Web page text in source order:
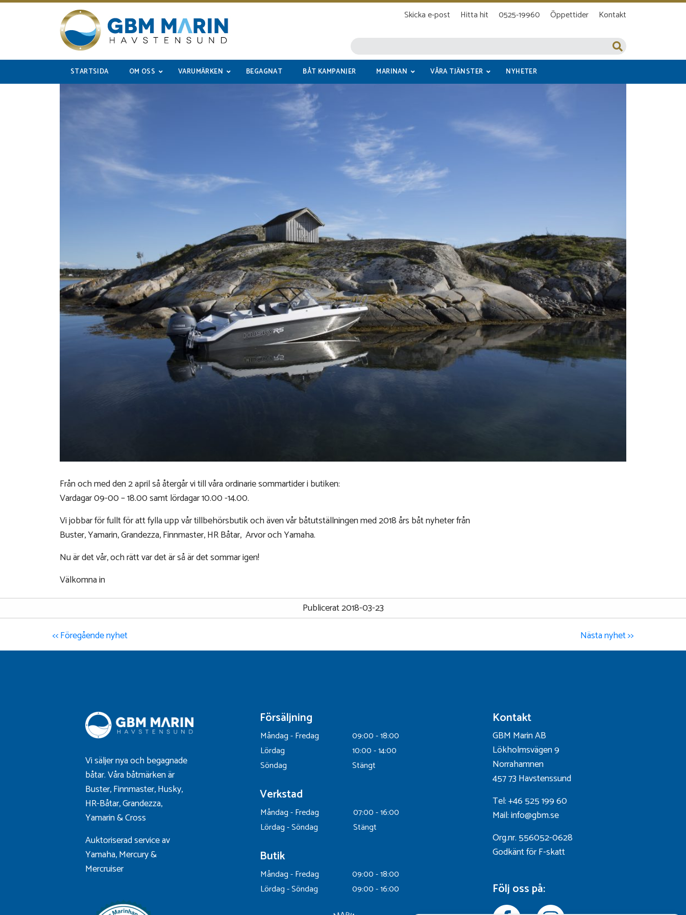
Skicka e-post Hitta hit 0525-19960 Öppettider Kontakt
STARTSIDA OM OSS VARUMÄRKEN BEGAGNAT BÅT KAMPANJER MARINAN VÅRA TJÄNSTER NYHETER
Från och med den 2 april så återgår vi till våra ordinarie sommartider i butiken:
Vardagar 09-00 – 18.00 samt lördagar 10.00 -14.00.
Vi jobbar för fullt för att fylla upp vår tillbehörsbutik och även vår båtutställningen med 2018 års båt nyheter från
Buster, Yamarin, Grandezza, Finnmaster, HR Båtar, Arvor och Yamaha.
Nu är det vår, och rätt var det är så är det sommar igen!
Välkomna in
Publicerat 2018-03-23
<< Föregående nyhet
Nästa nyhet >>
Vi säljer nya och begagnade
båtar. Våra båtmärken är
Buster,Finnmaster,Husky,
HR-Båtar,Grandezza,
Yamarin&Cross
Auktoriserad service av
Yamaha, Mercury &
Mercruiser
Försäljning
Måndag - Fredag
09:00 - 18:00
Lördag
10:00 - 14:00
Söndag
Stängt
Verkstad
Måndag - Fredag
07:00 - 16:00
Lördag - Söndag
Stängt
Butik
Måndag - Fredag
09:00 - 18:00
Lördag - Söndag
09:00 - 16:00
Kontakt
GBM Marin AB
Lökholmsvägen 9
Norrahamnen
457 73 Havstenssund
Tel: +46 525 199 60
Mail: info@gbm.se
Org.nr. 556052-0628
Godkänt för F-skatt
Följ oss på: